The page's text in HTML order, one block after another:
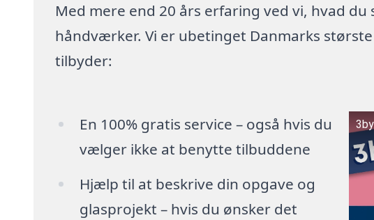
Med mere end 20 års erfaring ved vi, hvad
håndværker. Vi er ubetinget Danmarks
tilbyder:
En 100% gratis service – også hvis du
vælger ikke at benytte tilbuddene
Hjælp til at beskrive din opgave og
glasprojekt – hvis du ønsker det